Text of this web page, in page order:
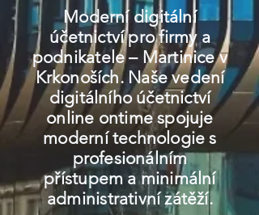
Moderní digitální
účetnictví pro firmy a
podnikatele – Martinice v
Krkonoších. Naše vedení
digitálního účetnictví
online ontime spojuje
moderní technologie s
profesionálním
přístupem a minimální
administrativní zátěží.